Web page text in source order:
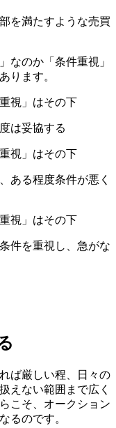
を満たすような売買
なのか「条件重視」
ります。
視」はその下
は妥協する
視」はその下
る程度条件が悪く
視」はその下
件を重視し、急がな
ば厳しい程、日々の
えない範囲まで広く
こそ、オークション
るのです。